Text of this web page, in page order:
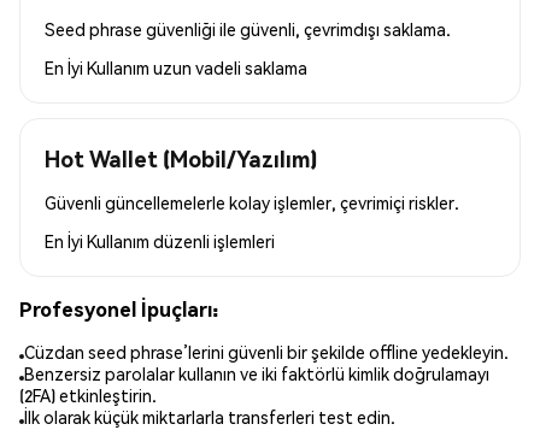
Seed phrase güvenliği ile güvenli, çevrimdışı saklama.
En İyi Kullanım uzun vadeli saklama
Hot Wallet (Mobil/Yazılım)
Güvenli güncellemelerle kolay işlemler, çevrimiçi riskler.
En İyi Kullanım düzenli işlemleri
Profesyonel İpuçları:
Cüzdan seed phrase’lerini güvenli bir şekilde offline yedekleyin.
Benzersiz parolalar kullanın ve iki faktörlü kimlik doğrulamayı
(2FA) etkinleştirin.
İlk olarak küçük miktarlarla transferleri test edin.